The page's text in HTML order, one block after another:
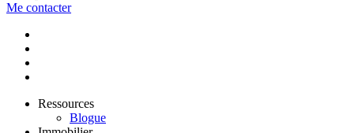
Me contacter
Ressources
Blogue